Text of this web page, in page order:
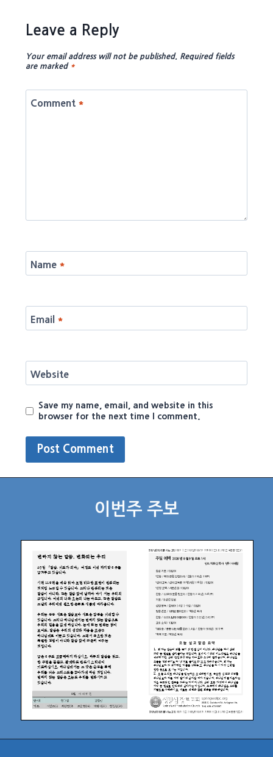
Leave a Reply
Your email address will not be published. Required fields
are marked *
Comment *
Name *
Email *
Website
Save my name, email, and website in this
browser for the next time I comment.
이번주 주보